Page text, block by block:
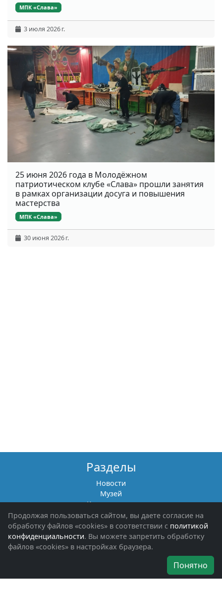
МПК «Слава»
3 июля 2026 г.
25 июня 2026 года в Молодёжном
патриотическом клубе «Слава» прошли занятия
в рамках организации досуга и повышения
мастерства
МПК «Слава»
30 июня 2026 г.
Разделы
Новости
Музей
Книги памяти
Фотоальбомы
Обращения граждан
Помощь участникам СВО и их семьям
Об организации
Наши награды
Продолжая пользоваться сайтом, вы даете согласие на
обработку файлов «cookies» в соответствии с политикой
конфиденциальности. Вы можете запретить обработку
файлов «cookies» в настройках браузера.
Понятно